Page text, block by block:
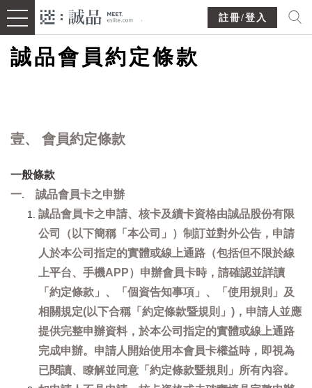
註冊/登入
誠品會員約定條款
壹、 會員約定條款
一般條款
一. 誠品會員卡之申辦
誠品會員卡之申請、核卡及續卡資格由誠品股份有限
公司（以下簡稱「本公司」）制訂並對外公告，申請
人於本公司指定的實體或線上通路（包括但不限於線
上平台、手機APP）申辦會員卡時，請確認並詳讀
「約定條款」、「個資告知事項」、「使用規則」及
相關規定(以下合稱「約定條款暨規則」)，申請人並應
提供完整申辦資料，於本公司指定的實體或線上通路
完成申辦。申請人開始使用本會員卡權益時，即視為
已閱讀、瞭解並同意「約定條款暨規則」所有內容。